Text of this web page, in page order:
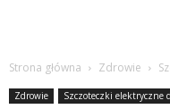
Strona główna Zdrowie
Zdrowie Szczoteczki elektryczne